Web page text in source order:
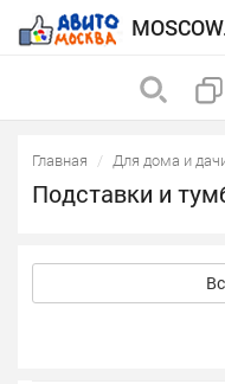
Главная Для дома и
Подставки и